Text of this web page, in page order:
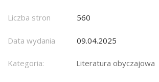
Liczba stron 560
Data wydania 09.04.2025
Kategoria: Literatura obyczajowa